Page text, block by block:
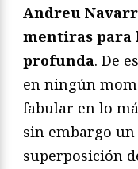
Andreu
mentiras para
profunda. De
en ningún
fabular en lo
sin embargo
superposición